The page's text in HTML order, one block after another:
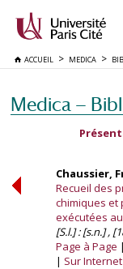
ACCUEIL MEDICA
Medica —
Chaussier,
Recueil des
chimiques et
exécutées
[S.l.] : [s.n.] ,
Page à Page
Sur